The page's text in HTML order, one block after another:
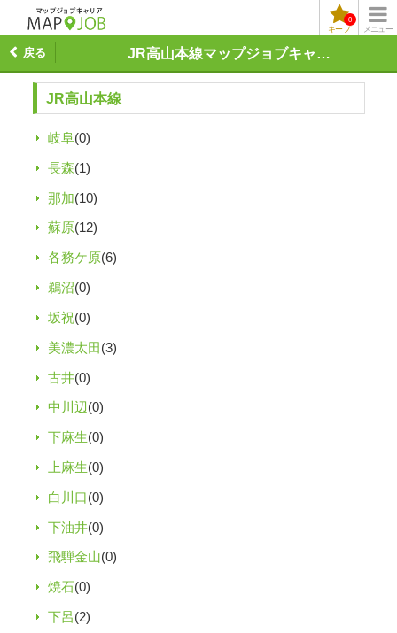
メニュー
キープ
0
JR高山本線マップジョブキャリア
戻る
JR高山本線
岐阜(0)
長森(1)
那加(10)
蘇原(12)
各務ケ原(6)
鵜沼(0)
坂祝(0)
美濃太田(3)
古井(0)
中川辺(0)
下麻生(0)
上麻生(0)
白川口(0)
下油井(0)
飛騨金山(0)
焼石(0)
下呂(2)